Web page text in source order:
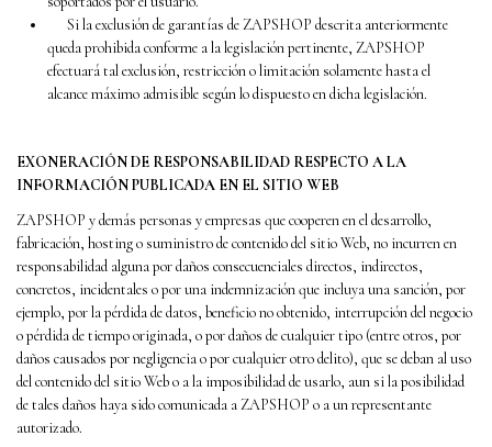
Si la exclusión de garantías de ZAPSHOP descrita anteriormente
queda prohibida conforme a la legislación pertinente, ZAPSHOP
efectuará tal exclusión, restricción o limitación solamente hasta el
alcance máximo admisible según lo dispuesto en dicha legislación.
EXONERACIÓN DE RESPONSABILIDAD RESPECTO A LA
INFORMACIÓN PUBLICADA EN EL SITIO WEB
ZAPSHOP y demás personas y empresas que cooperen en el desarrollo,
fabricación, hosting o suministro de contenido del sitio Web, no incurren en
responsabilidad alguna por daños consecuenciales directos, indirectos,
concretos, incidentales o por una indemnización que incluya una sanción, por
ejemplo, por la pérdida de datos, beneficio no obtenido, interrupción del negocio
o pérdida de tiempo originada, o por daños de cualquier tipo (entre otros, por
daños causados por negligencia o por cualquier otro delito), que se deban al uso
del contenido del sitio Web o a la imposibilidad de usarlo, aun si la posibilidad
de tales daños haya sido comunicada a ZAPSHOP o a un representante
autorizado.